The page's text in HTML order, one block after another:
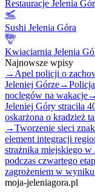
Restauracje Jelenia
Sushi Jelenia Góra
Kwiaciarnia Jelenia
Najnowsze wpisy
→ Apel policji o
Jeleniej Górze→
noclegów na wakacje→
Jeleniej Góry straciła
oskarżona o kradzież
→Tworzenie sieci
element integracji
strażnika miejskiego w
podczas czwartego
zagrożeniem w wyniku
moja-jeleniagora.pl